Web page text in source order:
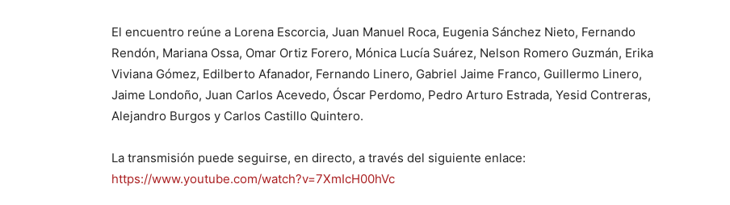
El encuentro reúne a Lorena Escorcia, Juan Manuel Roca, Eugenia Sánchez Nieto, Fernando
Rendón, Mariana Ossa, Omar Ortiz Forero, Mónica Lucía Suárez, Nelson Romero Guzmán, Erika
Viviana Gómez, Edilberto Afanador, Fernando Linero, Gabriel Jaime Franco, Guillermo Linero,
Jaime Londoño, Juan Carlos Acevedo, Óscar Perdomo, Pedro Arturo Estrada, Yesid Contreras,
Alejandro Burgos y Carlos Castillo Quintero.
La transmisión puede seguirse, en directo, a través del siguiente enlace:
https://www.youtube.com/watch?v=7XmIcH00hVc